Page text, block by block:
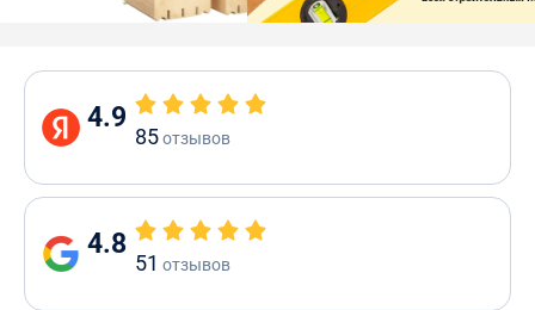
4.9
85отзывов
4.8
51 отзывов